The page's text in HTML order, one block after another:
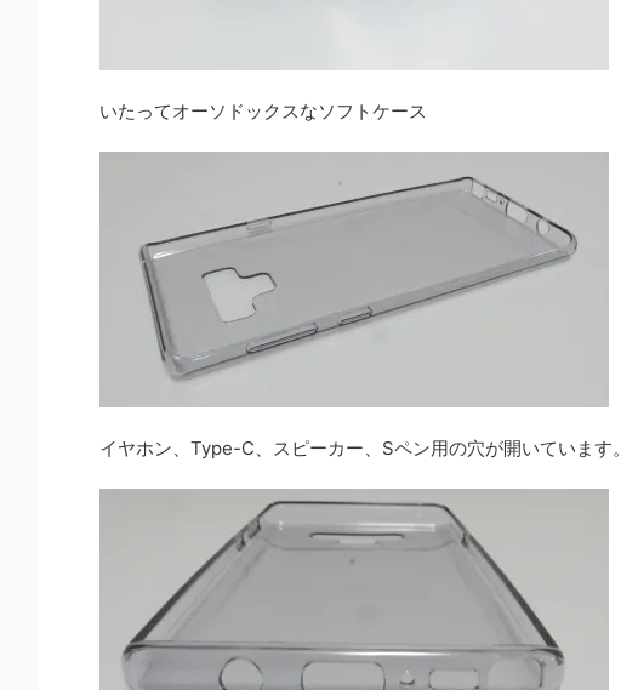
いたってオーソドックスなソフトケース
イヤホン、Type-C、スピーカー、Sペン用の穴が開いています。